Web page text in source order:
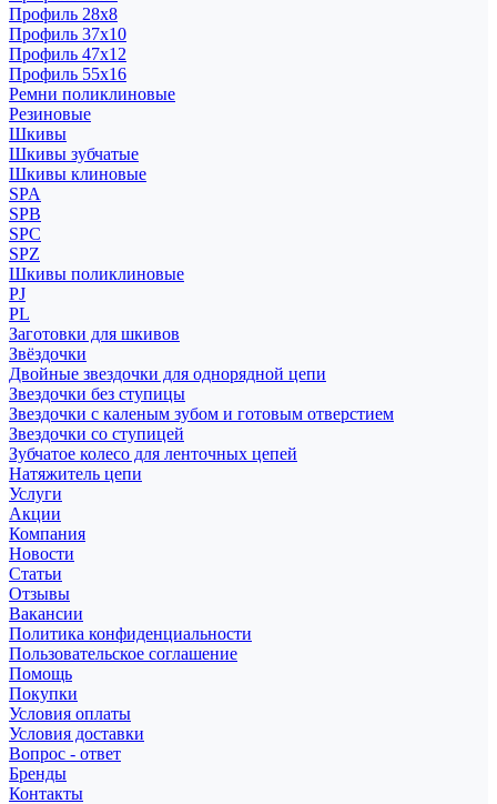
Профиль 28x8
Профиль 37x10
Профиль 47x12
Профиль 55x16
Ремни поликлиновые
Резиновые
Шкивы
Шкивы зубчатые
Шкивы клиновые
SPA
SPB
SPC
SPZ
Шкивы поликлиновые
PJ
PL
Заготовки для шкивов
Звёздочки
Двойные звездочки для однорядной цепи
Звездочки без ступицы
Звездочки с каленым зубом и готовым отверстием
Звездочки со ступицей
Зубчатое колесо для ленточных цепей
Натяжитель цепи
Услуги
Акции
Компания
Новости
Статьи
Отзывы
Вакансии
Политика конфиденциальности
Пользовательское соглашение
Помощь
Покупки
Условия оплаты
Условия доставки
Вопрос - ответ
Бренды
Контакты